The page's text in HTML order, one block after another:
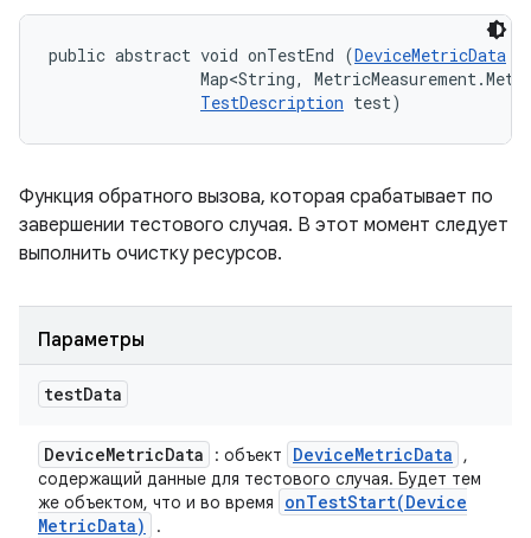
public abstract void onTestEnd (DeviceMetricData
Map<String,
TestDescription test)
Функция обратного вызова, которая срабатывает по
завершении тестового случая. В этот момент следует
выполнить очистку ресурсов.
Параметры
testData
DeviceMetricData : объект DeviceMetricData
,
содержащий данные для тестового случая. Будет тем
же объектом, что и во время
onTestStart(Device
MetricData) .